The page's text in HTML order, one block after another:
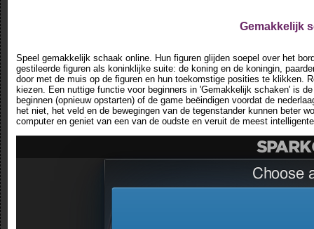
Gemakkelijk
Speel gemakkelijk schaak online. Hun figuren glijden soepel over het
gestileerde figuren als koninklijke suite: de koning en de koningin,
door met de muis op de figuren en hun toekomstige posities te klikken.
kiezen. Een nuttige functie voor beginners in 'Gemakkelijk schaken' is
beginnen (opnieuw opstarten) of de game beëindigen voordat de
het niet, het veld en de bewegingen van de tegenstander kunnen beter
computer en geniet van een van de oudste en veruit de meest